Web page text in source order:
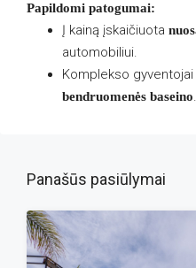
Papildomi patogumai:
Į kainą įskaičiuota
automobiliui.
Komplekso
bendruomenės baseino.
Panašūs pasiūlymai